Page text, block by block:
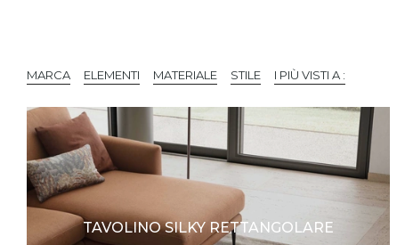
MARCA ELEMENTI MATERIALE STILE I PIÙ VISTI A :
TAVOLINO SILKY RETTANGOLARE